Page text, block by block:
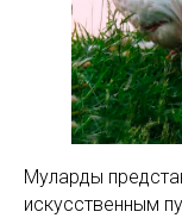
Муларды
искусственным